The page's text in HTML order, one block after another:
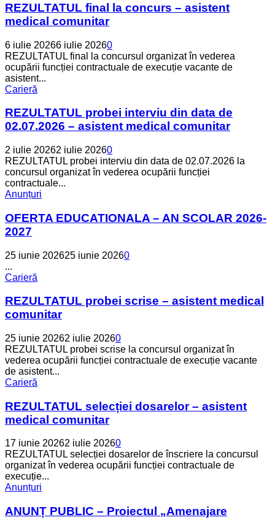
REZULTATUL final la concurs – asistent
medical comunitar
6 iulie 20266 iulie 20260
REZULTATUL final la concursul organizat în vederea
ocupării funcției contractuale de execuție vacante de
asistent...
Carieră
REZULTATUL probei interviu din data de
02.07.2026 – asistent medical comunitar
2 iulie 20262 iulie 20260
REZULTATUL probei interviu din data de 02.07.2026 la
concursul organizat în vederea ocupării funcției
contractuale...
Anunțuri
OFERTA EDUCATIONALA – AN SCOLAR 2026-
2027
25 iunie 202625 iunie 20260
...
Carieră
REZULTATUL probei scrise – asistent medical
comunitar
25 iunie 20262 iulie 20260
REZULTATUL probei scrise la concursul organizat în
vederea ocupării funcției contractuale de execuție vacante
de asistent...
Carieră
REZULTATUL selecției dosarelor – asistent
medical comunitar
17 iunie 20262 iulie 20260
REZULTATUL selecției dosarelor de înscriere la concursul
organizat în vederea ocupării funcției contractuale de
execuție...
Anunțuri
ANUNȚ PUBLIC – Proiectul „Amenajare